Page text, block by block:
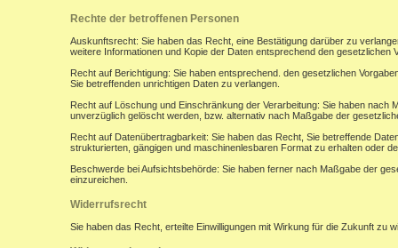
Rechte der betroffenen Personen
Auskunftsrecht: Sie haben das Recht, eine Bestätigung darüber zu
weitere Informationen und Kopie der Daten entsprechend den gesetzlichen
Recht auf Berichtigung: Sie haben entsprechend. den gesetzlichen
Sie betreffenden unrichtigen Daten zu verlangen.
Recht auf Löschung und Einschränkung der Verarbeitung: Sie haben
unverzüglich gelöscht werden, bzw. alternativ nach Maßgabe der
Recht auf Datenübertragbarkeit: Sie haben das Recht, Sie betreffende
strukturierten, gängigen und maschinenlesbaren Format zu erhalten oder
Beschwerde bei Aufsichtsbehörde: Sie haben ferner nach Maßgabe der
einzureichen.
Widerrufsrecht
Sie haben das Recht, erteilte Einwilligungen mit Wirkung für die Zukunft zu